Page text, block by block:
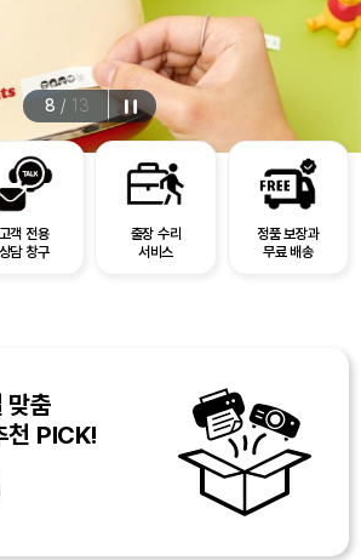
8 / 13
고객 전용
상담 창구
출장 수리
서비스
정품 보장과
무료 배송
맞춤
천 PICK!